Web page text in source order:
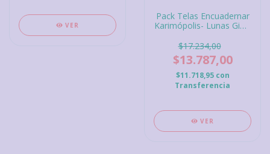
VER
Pack Telas Encuadernar
Karimópolis- Lunas Gigis
$17.234,00
$13.787,00
$11.718,95 con
Transferencia
VER